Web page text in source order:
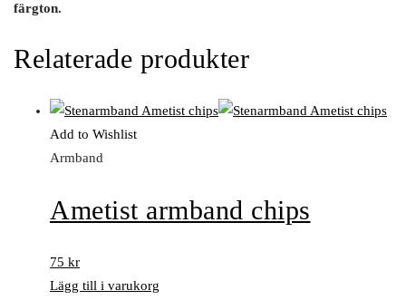
färgton.
Relaterade produkter
Add to Wishlist
Armband
Ametist armband chips
75 kr
Lägg till i varukorg